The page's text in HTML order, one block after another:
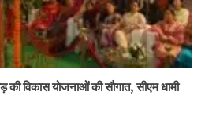
की विकास योजनाओं की सौगात, सीएम धामी